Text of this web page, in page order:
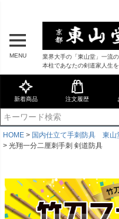
MENU
業界大手の「東山堂」一流
本柱であなたの剣道家人生
新着商品 注文履歴
HOME
国内仕立て手刺防具 東山
光翔一分二厘刺手刺 剣道防具